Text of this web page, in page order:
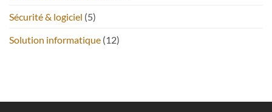
Sécurité & logiciel (5)
Solution informatique (12)